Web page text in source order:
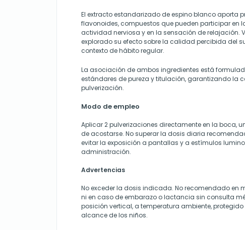
El extracto estandarizado de espino blanco aporta
flavonoides, compuestos que pueden participar en
actividad nerviosa y en la sensación de relajación.
explorado su efecto sobre la calidad percibida del
contexto de hábito regular.
La asociación de ambos ingredientes está
estándares de pureza y titulación, garantizando la
pulverización.
Modo de empleo
Aplicar 2 pulverizaciones directamente en la boca,
de acostarse. No superar la dosis diaria
evitar la exposición a pantallas y a estímulos
administración.
Advertencias
No exceder la dosis indicada. No recomendado en
ni en caso de embarazo o lactancia sin consulta
posición vertical, a temperatura ambiente, protegido
alcance de los niños.